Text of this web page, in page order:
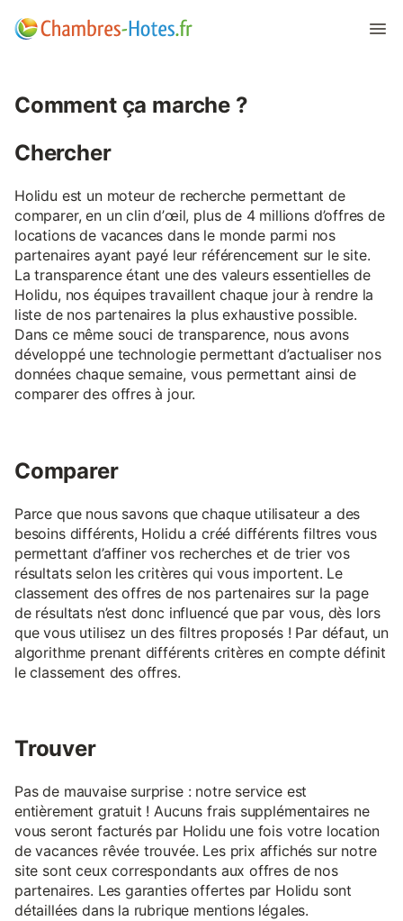
Comment ça marche ?
Chercher
Holidu est un moteur de recherche permettant de
comparer, en un clin d’œil, plus de 4 millions d’offres de
locations de vacances dans le monde parmi nos
partenaires ayant payé leur référencement sur le site.
La transparence étant une des valeurs essentielles de
Holidu, nos équipes travaillent chaque jour à rendre la
liste de nos partenaires la plus exhaustive possible.
Dans ce même souci de transparence, nous avons
développé une technologie permettant d’actualiser nos
données chaque semaine, vous permettant ainsi de
comparer des offres à jour.
Comparer
Parce que nous savons que chaque utilisateur a des
besoins différents, Holidu a créé différents filtres vous
permettant d’affiner vos recherches et de trier vos
résultats selon les critères qui vous importent. Le
classement des offres de nos partenaires sur la page
de résultats n’est donc influencé que par vous, dès lors
que vous utilisez un des filtres proposés ! Par défaut, un
algorithme prenant différents critères en compte définit
le classement des offres.
Trouver
Pas de mauvaise surprise : notre service est
entièrement gratuit ! Aucuns frais supplémentaires ne
vous seront facturés par Holidu une fois votre location
de vacances rêvée trouvée. Les prix affichés sur notre
site sont ceux correspondants aux offres de nos
partenaires. Les garanties offertes par Holidu sont
détaillées dans la rubrique mentions légales.